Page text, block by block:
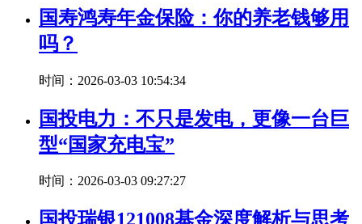
国寿鸿寿年金保险：你的养老钱够用
吗？
时间：2026-03-03 10:54:34
国投电力：不只是发电，更像一台巨
型“国家充电宝”
时间：2026-03-03 09:27:27
国投瑞银121008基金深度解析与思考